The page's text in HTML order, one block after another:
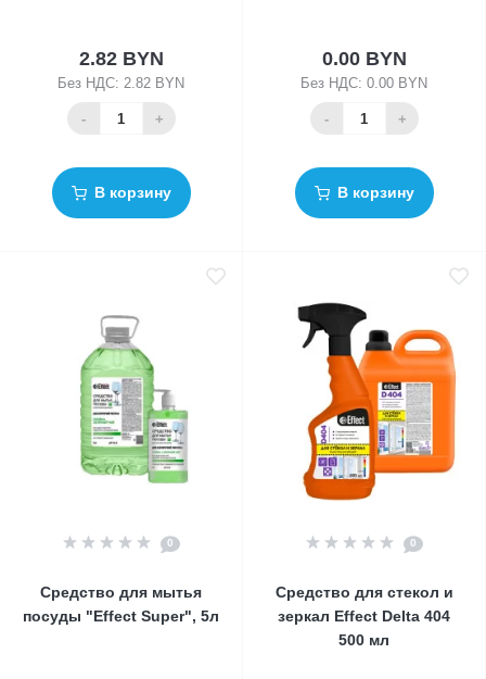
2.82 BYN
Без НДС: 2.82 BYN
- +
В корзину
0.00 BYN
Без НДС: 0.00 BYN
- +
В корзину
0
Средство для мытья
посуды "Effect Super", 5л
0
Средство для стекол и
зеркал Effect Delta 404
500 мл